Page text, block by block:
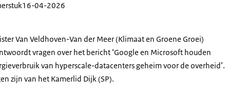
16-04-2026
Van Veldhoven-Van der Meer (Klimaat en Groene Groei)
vragen over het bericht ‘Google en Microsoft houden
van hyperscale-datacenters geheim voor de overheid’.
zijn van het Kamerlid Dijk (SP).